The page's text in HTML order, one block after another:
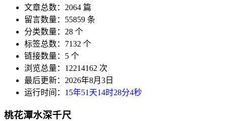
文章总数：2064 篇
留言数量：55859 条
分类数量：28 个
标签总数：7132 个
链接数量：5 个
浏览总量：12214162 次
最后更新：2026年8月3日
运行时间： 15年51天14时28分5秒
桃花潭水深千尺